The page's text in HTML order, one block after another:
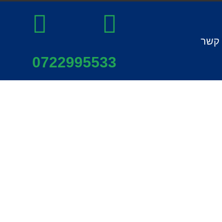
קשר
0722995533